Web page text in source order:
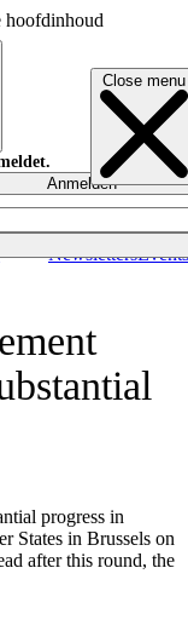
hoofdinhoud
Close menu
NewslettersEvents
Anmelden
progress in
States in Brussels on
after this round, the